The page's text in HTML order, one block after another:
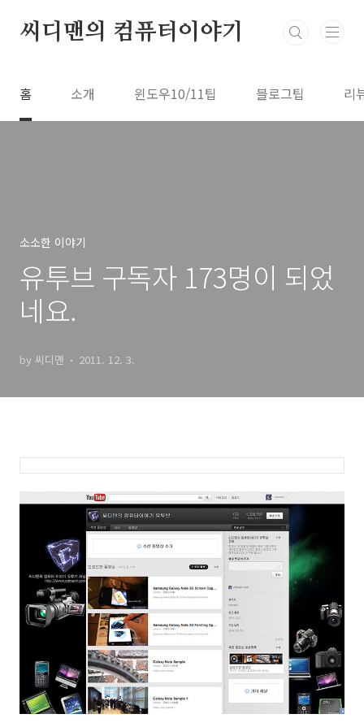
씨디맨의 컴퓨터이야기
홈 소개 윈도우10/11팁 블로그팁 리
소소한 이야기
유투브 구독자 173명이 되었
네요.
by 씨디맨 2011. 12. 3.